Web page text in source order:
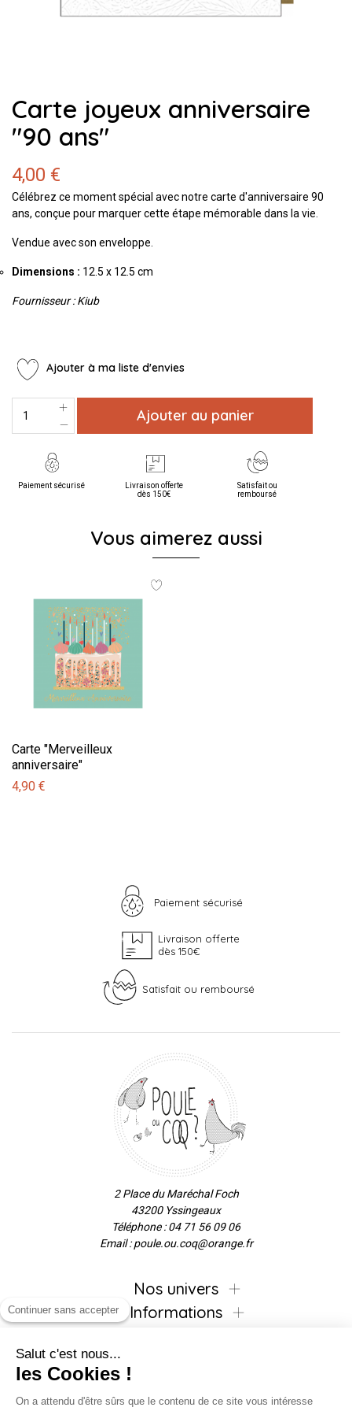
Carte joyeux anniversaire
"90 ans"
4,00 €
Célébrez ce moment spécial avec notre carte d'anniversaire 90
ans, conçue pour marquer cette étape mémorable dans la vie.
Vendue avec son enveloppe.
Dimensions : 12.5 x 12.5 cm
Fournisseur : Kiub
Ajouter à ma liste d'envies
Ajouter au panier
Paiement sécurisé
Livraison offerte
dès 150€
Satisfait ou
remboursé
Vous aimerez aussi
Carte "Merveilleux
anniversaire"
4,90 €
Paiement sécurisé
Livraison offerte
dès 150€
Satisfait ou remboursé
2 Place du Maréchal Foch
43200 Yssingeaux
Téléphone : 04 71 56 09 06
Email : poule.ou.coq@orange.fr
Nos univers
Informations
Inscrivez-vous à la newsletter !
Continuer sans accepter
Salut c'est nous...
les Cookies !
On a attendu d'être sûrs que le contenu de ce site vous intéresse